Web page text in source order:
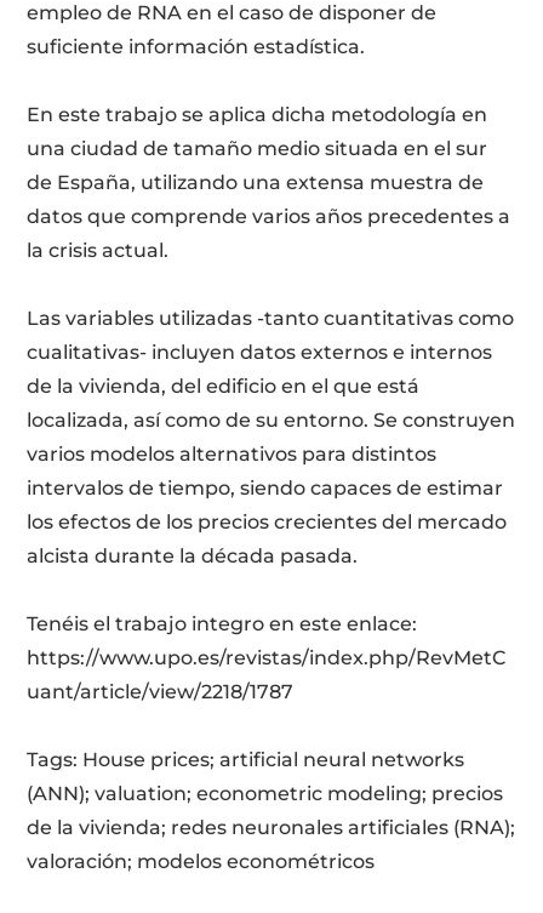
empleo de RNA en el caso de disponer de
suficiente información estadística.
En este trabajo se aplica dicha metodología en
una ciudad de tamaño medio situada en el sur
de España, utilizando una extensa muestra de
datos que comprende varios años precedentes a
la crisis actual.
Las variables utilizadas -tanto cuantitativas como
cualitativas- incluyen datos externos e internos
de la vivienda, del edificio en el que está
localizada, así como de su entorno. Se construyen
varios modelos alternativos para distintos
intervalos de tiempo, siendo capaces de estimar
los efectos de los precios crecientes del mercado
alcista durante la década pasada.
Tenéis el trabajo integro en este enlace:
https://www.upo.es/revistas/index.php/RevMetC
uant/article/view/2218/1787
Tags: House prices; artificial neural networks
(ANN); valuation; econometric modeling; precios
de la vivienda; redes neuronales artificiales (RNA);
valoración; modelos econométricos